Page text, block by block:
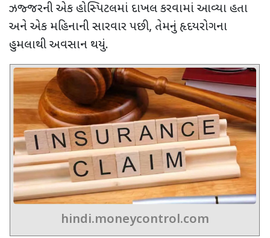
ઝજ્જરની એક હોસ્પિટલમાં દાખલ કરવામાં આવ્યા હતા
અને એક મહિનાની સારવાર પછી, તેમનું હૃદયરોગના
હુમલાથી અવસાન થયું.
hindi.moneycontrol.com